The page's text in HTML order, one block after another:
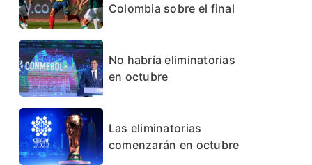
Colombia sobre el final
No habría eliminatorias
en octubre
Las eliminatorias
comenzarán en octubre